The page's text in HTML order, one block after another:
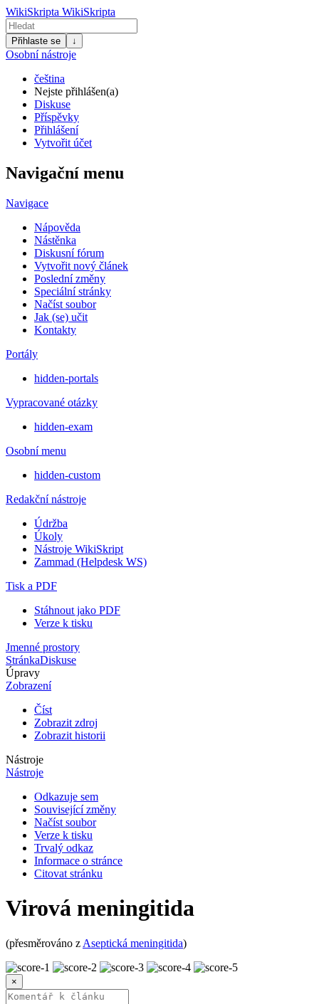
WikiSkripta WikiSkripta
Přihlaste se ↓
Osobní nástroje
čeština
Nejste přihlášen(a)
Diskuse
Příspěvky
Přihlášení
Vytvořit účet
Navigační menu
Navigace
Nápověda
Nástěnka
Diskusní fórum
Vytvořit nový článek
Poslední změny
Speciální stránky
Načíst soubor
Jak (se) učit
Kontakty
Portály
hidden-portals
Vypracované otázky
hidden-exam
Osobní menu
hidden-custom
Redakční nástroje
Údržba
Úkoly
Nástroje WikiSkript
Zammad (Helpdesk WS)
Tisk a PDF
Stáhnout jako PDF
Verze k tisku
Jmenné prostory
StránkaDiskuse
Úpravy
Zobrazení
Číst
Zobrazit zdroj
Zobrazit historii
Nástroje
Nástroje
Odkazuje sem
Související změny
Načíst soubor
Verze k tisku
Trvalý odkaz
Informace o stránce
Citovat stránku
Virová meningitida
(přesměrováno z Aseptická meningitida)
×